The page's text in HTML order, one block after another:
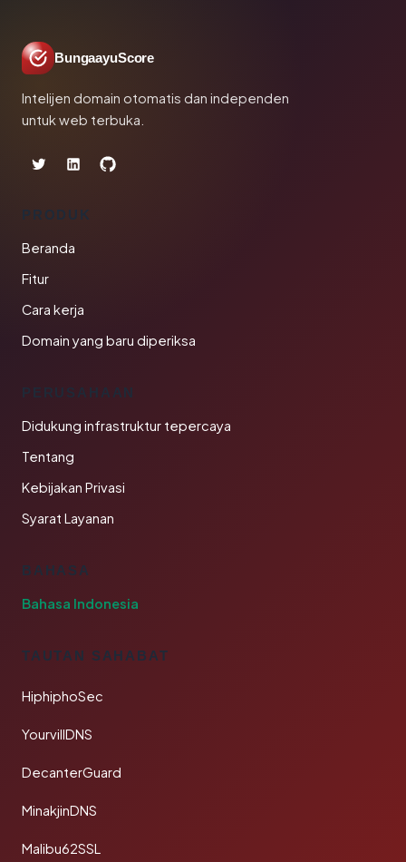
BungaayuScore
Intelijen domain otomatis dan independen
untuk web terbuka.
PRODUK
Beranda
Fitur
Cara kerja
Domain yang baru diperiksa
PERUSAHAAN
Didukung infrastruktur tepercaya
Tentang
Kebijakan Privasi
Syarat Layanan
BAHASA
Bahasa Indonesia
TAUTAN SAHABAT
HiphiphoSec
YourvillDNS
DecanterGuard
MinakjinDNS
Malibu62SSL